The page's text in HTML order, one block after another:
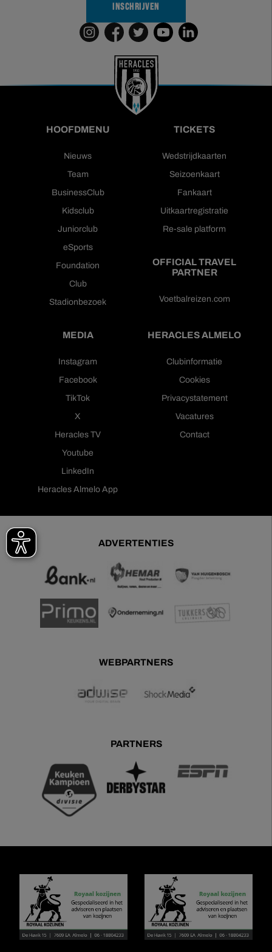
INSCHRIJVEN
HOOFDMENU
Nieuws
Team
BusinessClub
Kidsclub
Juniorclub
eSports
Foundation
Club
Stadionbezoek
TICKETS
Wedstrijdkaarten
Seizoenkaart
Fankaart
Uitkaartregistratie
Re-sale platform
OFFICIAL TRAVEL
PARTNER
Voetbalreizen.com
MEDIA
Instagram
Facebook
TikTok
X
Heracles TV
Youtube
LinkedIn
Heracles Almelo App
HERACLES ALMELO
Clubinformatie
Cookies
Privacystatement
Vacatures
Contact
ADVERTENTIES
WEBPARTNERS
PARTNERS